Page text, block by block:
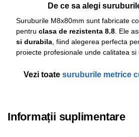
De ce sa alegi
Suruburile M8x80mm sunt fabricate
pentru clasa de rezistenta 8.8. Ele
si durabila, fiind alegerea perfecta
proiecte profesionale unde calitatea si
Vezi toate suruburile metrice
Informații suplimentare